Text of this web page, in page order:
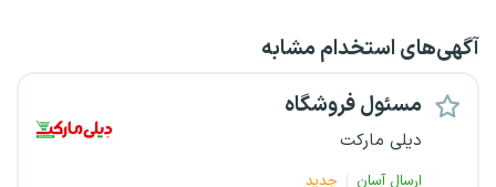
آگهی‌های استخدام مشابه
مسئول فروشگاه
دیلی مارکت
ارسال آسان
جدید